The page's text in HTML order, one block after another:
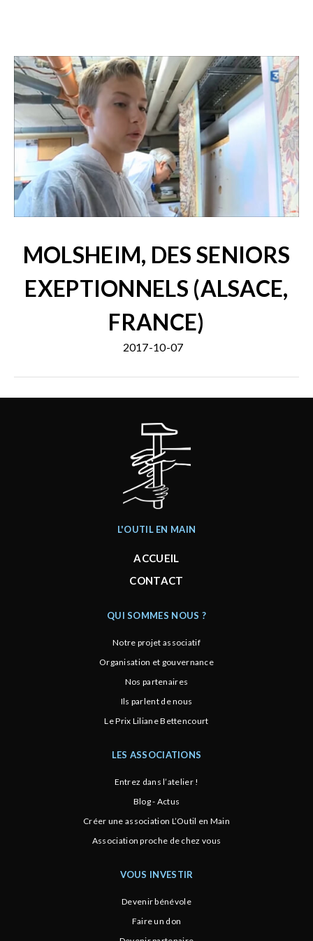
MOLSHEIM, DES SENIORS
EXEPTIONNELS (ALSACE,
FRANCE)
2017-10-07
L'OUTIL EN MAIN
ACCUEIL
CONTACT
QUI SOMMES NOUS ?
Notre projet associatif
Organisation et gouvernance
Nos partenaires
Ils parlent de nous
Le Prix Liliane Bettencourt
LES ASSOCIATIONS
Entrez dans l’atelier !
Blog - Actus
Créer une association L’Outil en Main
Association proche de chez vous
VOUS INVESTIR
Devenir bénévole
Faire un don